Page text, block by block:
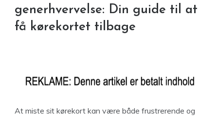
generhvervelse: Din guide til at
få kørekortet tilbage
At miste sit kørekort kan være både frustrerende og